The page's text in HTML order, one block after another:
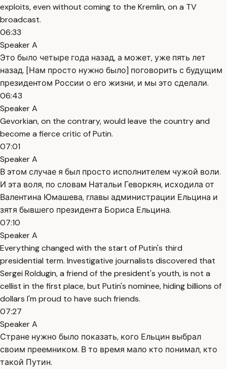
exploits, even without coming to the Kremlin, on a TV
broadcast.
06:33
Speaker A
Это было четыре года назад, а может, уже пять лет
назад. [Нам просто нужно было] поговорить с будущим
президентом России о его жизни, и мы это сделали.
06:43
Speaker A
Gevorkian, on the contrary, would leave the country and
become a fierce critic of Putin.
07:01
Speaker A
В этом случае я был просто исполнителем чужой воли.
И эта воля, по словам Натальи Геворкян, исходила от
Валентина Юмашева, главы администрации Ельцина и
зятя бывшего президента Бориса Ельцина.
07:10
Speaker A
Everything changed with the start of Putin's third
presidential term. Investigative journalists discovered that
Sergei Roldugin, a friend of the president's youth, is not a
cellist in the first place, but Putin's nominee, hiding billions of
dollars I'm proud to have such friends.
07:27
Speaker A
Стране нужно было показать, кого Ельцин выбрал
своим преемником. В то время мало кто понимал, кто
такой Путин.